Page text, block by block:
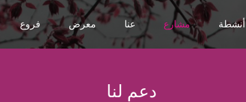
أنشطة مشارع عنا معرض فروع
دعم لنا